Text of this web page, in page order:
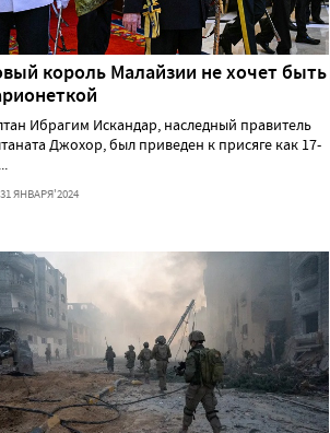
король Малайзии не хочет быть
Ибрагим Искандар, наследный правитель
Джохор, был приведен к присяге как 17-
31 ЯНВАРЯ'2024